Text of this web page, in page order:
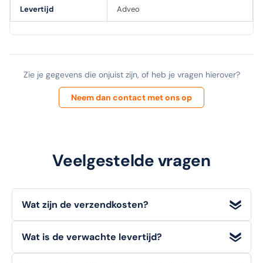
Levertijd Adveo
Zie je gegevens die onjuist zijn, of heb je vragen hierover?
Neem dan contact met ons op
Veelgestelde vragen
Wat zijn de verzendkosten?
orderwaardevanaf €100 (excl. BTW)
. Voor bestellingen
onder dit bedrag geldt een standaard verzendtarief van
Wat is de verwachte levertijd?